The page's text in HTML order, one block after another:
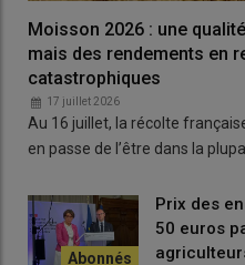
Pour faire sa demande, il suffit
N°2069-RCI-SD (2026)
et
impôt.
Le crédit d’impôt
sur l’ impôt sur les sociétésdû
de l’année en fonction de la
Le surplus est versé à
Moisson 2026 : une
mais des rendements en
catastrophiques
17 juillet 2026
Au 16 juillet, la récolte
en passe de l’être dans la
Prix des
50 euros